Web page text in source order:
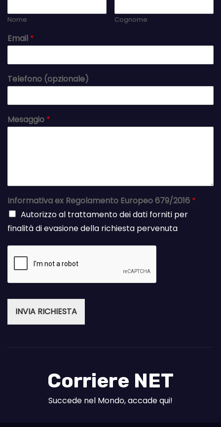
Nome Cognome
Email *
Telefono (opzionale)
Mesaggio *
Informativa ex Regolamento Europeo 679/2016 *
Autorizzo al trattamento dei dati forniti per
finalità di evasione della richiesta pervenuta
INVIA RICHIESTA
Corriere NET
Succede nel Mondo, accade qui!